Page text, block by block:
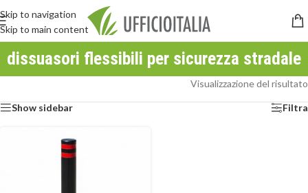
Skip to navigation
Skip to main content
dissuasori flessibili per sicurezza stradale
Visualizzazione del risultato
Show sidebar Filtra